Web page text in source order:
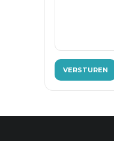
VERSTUREN